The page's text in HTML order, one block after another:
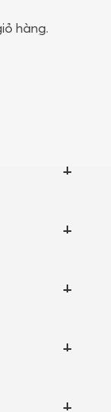
hàng.